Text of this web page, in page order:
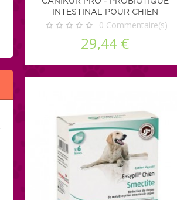
INTESTINAL POUR CHIEN
0 Commentaire(s)
29,44 €